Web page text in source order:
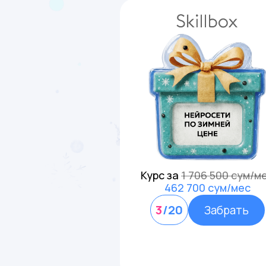
Курс за 1 706 500 сум/
462 700 сум/мес
3/20 Забрать